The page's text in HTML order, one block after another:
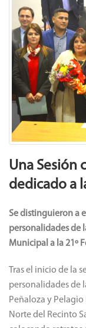
Previous
Una Sesión
dedicado a
Se distinguieron a
personalidades de
Municipal a la 21º
Tras el inicio de la
personalidades de
Peñaloza y Pelagio
Norte del Recinto